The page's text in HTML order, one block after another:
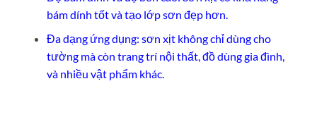
bám dính tốt và tạo lớp sơn đẹp hơn.
Đa dạng ứng dụng: sơn xịt không chỉ dùng cho
tường mà còn trang trí nội thất, đồ dùng gia đình,
và nhiều vật phẩm khác.